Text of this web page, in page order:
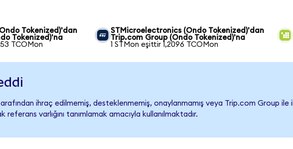
Tokenized)'dan
Tokenized)'na
TCOMon
STMicroelectronics (Ondo Tokenized)'dan
Trip.com Group (Ondo Tokenized)'na
1 STMon eşittir 1,2096 TCOMon
ihraç edilmemiş, desteklenmemiş, onaylanmamış veya Trip.com Group ile
varlığını tanımlamak amacıyla kullanılmaktadır.